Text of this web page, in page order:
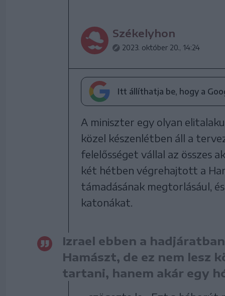
Székelyhon
2023. október 20., 14:24
Itt állíthatja be, hogy a
A miniszter egy olyan
közel készenlétben áll a
felelősséget vállal az összes
két hétben végrehajtott a
támadásának megtorlásául,
katonákat.
Izrael ebben a
Hamászt, de ez nem lesz
tartani, hanem akár egy